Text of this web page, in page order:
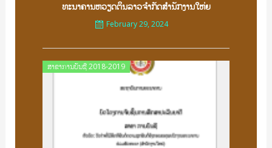
ທະນາຄານຫວຽດຕິນລາວຈຳກັດສຳນັກງານໃຫ່ຍ
February 29, 2024
ສາຂາການບັນຊີ 2018-2019
Posted
on